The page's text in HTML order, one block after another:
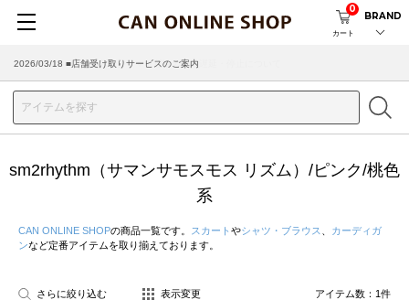
カート
0
BRAND
2026/03/18 ■店舗受け取りサービスのご案内
sm2rhythm（サマンサモスモス リズム）/ピンク/桃色
系
CAN ONLINE SHOPの商品一覧です。 スカート やシャツ・ブラウス
カーディガ
ンなど定番アイテムを取り揃えております。
さらに絞り込む 表示変更 アイテム数： 1件